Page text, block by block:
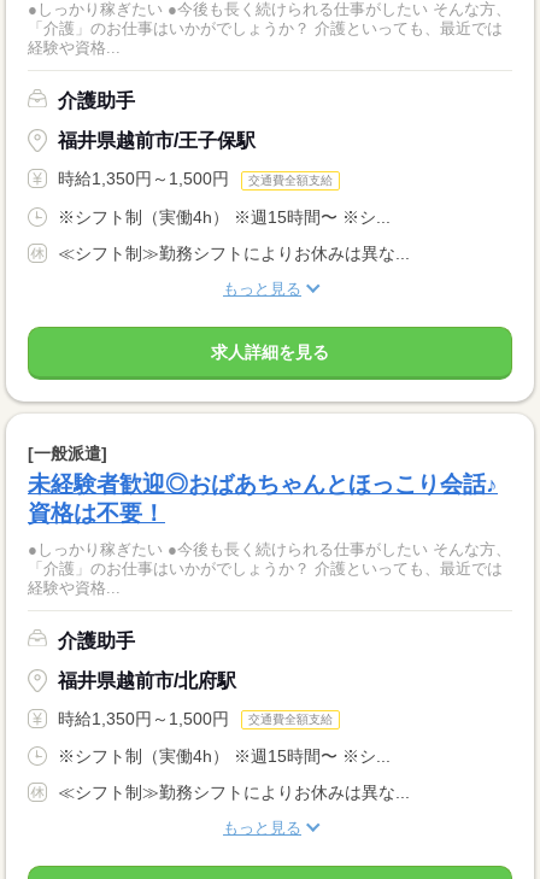
●しっかり稼ぎたい ●今後も長く続けられる仕事がしたい そんな方、
「介護」のお仕事はいかがでしょうか？ 介護といっても、最近では
経験や資格...
介護助手
福井県越前市/王子保駅
時給1,350円～1,500円 交通費全額支給
※シフト制（実働4h） ※週15時間〜 ※シ...
≪シフト制≫勤務シフトによりお休みは異な...
もっと見る
求人詳細を見る
[一般派遣]
未経験者歓迎◎おばあちゃんとほっこり会話♪
資格は不要！
●しっかり稼ぎたい ●今後も長く続けられる仕事がしたい そんな方、
「介護」のお仕事はいかがでしょうか？ 介護といっても、最近では
経験や資格...
介護助手
福井県越前市/北府駅
時給1,350円～1,500円 交通費全額支給
※シフト制（実働4h） ※週15時間〜 ※シ...
≪シフト制≫勤務シフトによりお休みは異な...
もっと見る